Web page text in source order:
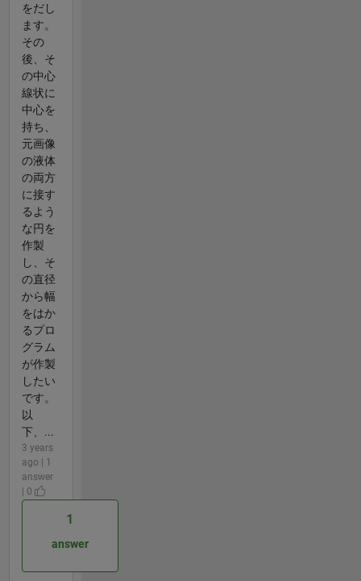
をだし
ます。
その
後、そ
の中心
線状に
中心を
持ち、
元画像
の液体
の両方
に接す
るよう
な円を
作製
し、そ
の直径
から幅
をはか
るプロ
グラム
が作製
したい
です。
以
下、...
3 years
ago | 1
answer
| 0
1
answer